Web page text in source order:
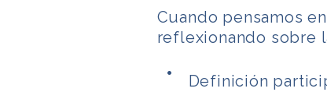
Cuando pensamos
reflexionando sobre
Definición